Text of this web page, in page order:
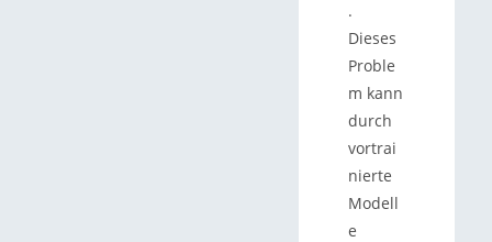
.
Dieses
Proble
m kann
durch
vortrai
nierte
Modell
e